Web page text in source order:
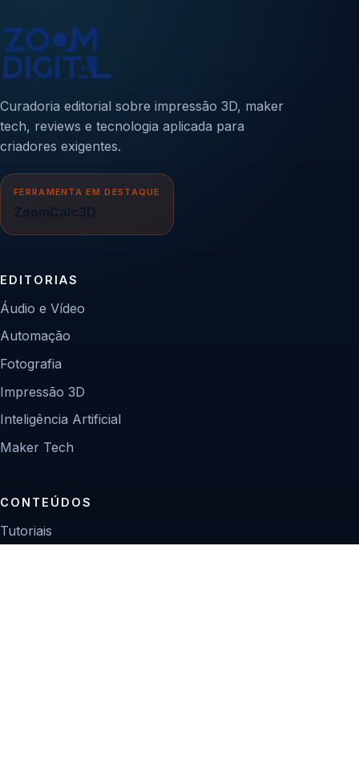
Curadoria editorial sobre impressão 3D, maker
tech, reviews e tecnologia aplicada para
criadores exigentes.
FERRAMENTA EM DESTAQUE
ZoomCalc3D
EDITORIAS
Áudio e Vídeo
Automação
Fotografia
Impressão 3D
Inteligência Artificial
Maker Tech
CONTEÚDOS
Tutoriais